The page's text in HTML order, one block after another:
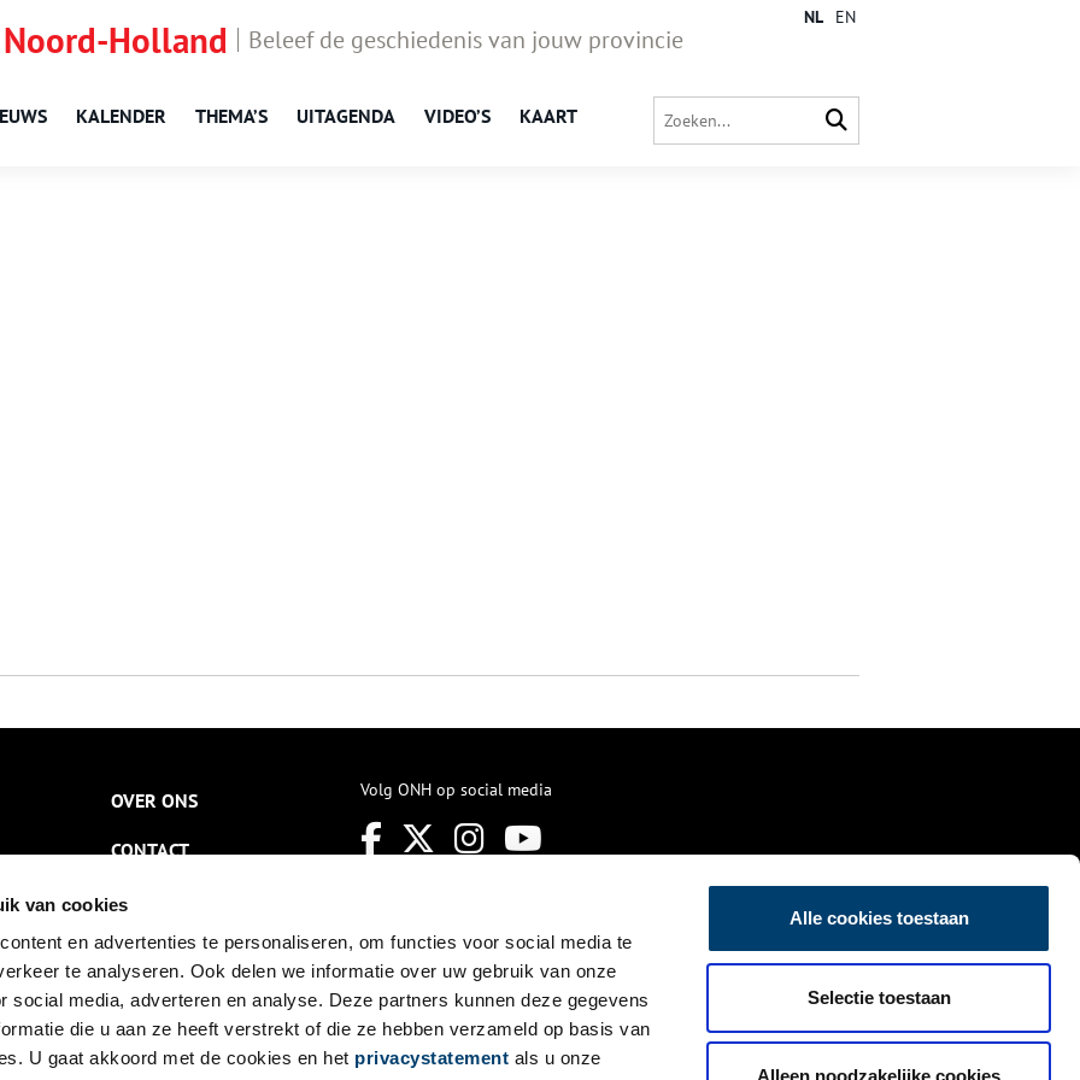
van cookies
en advertenties te personaliseren, om functies voor social media te
te analyseren. Ook delen we informatie over uw gebruik van onze
social media, adverteren en analyse. Deze partners kunnen deze gegevens
die u aan ze heeft verstrekt of die ze hebben verzameld op basis van
U gaat akkoord met de cookies en het privacystatement als u onze
Alle cookies toestaan
Selectie toestaan
Alleen noodzakelijke cookies
Holland Beleef de geschiedenis van jouw provincie
KALENDER THEMA’S UITAGENDA VIDEO’S KAART
NL EN
OVER ONS
CONTACT
NIEUWSBRIEF
DISCLAIMER
PRIVACY
TOEGANKELIJKHEID
Volg ONH op social media